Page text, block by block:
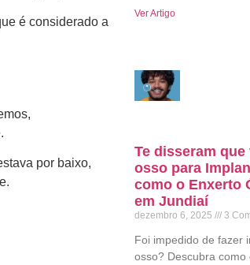
é considerado a
por baixo,
Ver Artigo
Te disseram
osso para
como o Enxerto
em Jundiaí
dezembro 6, 2025 3
Foi impedido de fazer
osso? Descubra como